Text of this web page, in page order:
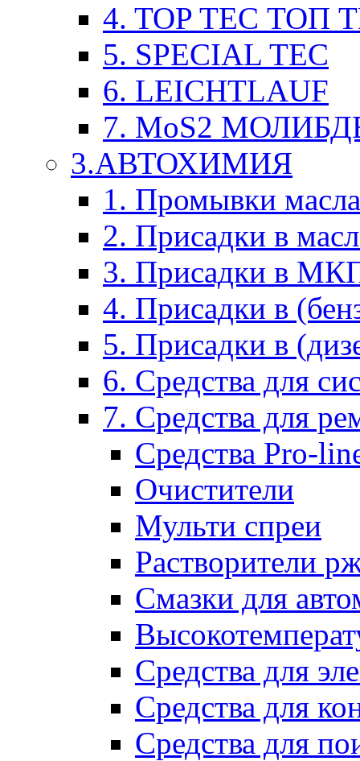
4. TOP TEC ТОП
5. SPECIAL TEC
6. LEICHTLAUF
7. MoS2
3.АВТОХИМИЯ
1. Промывки масла
2. Присадки в
3. Присадки в
4. Присадки в
5. Присадки в
6. Средства для
7. Средства для
Средства Pro-
Очистители
Мульти спреи
Растворители
Смазки для
Средства для
Средства для
Средства для